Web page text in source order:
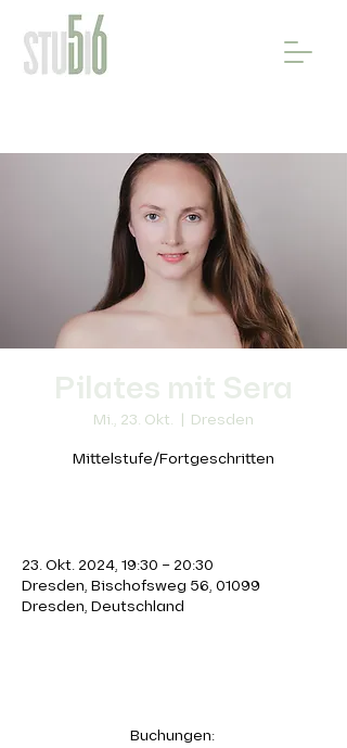
Pilates mit Sera
Mi., 23. Okt.
  |
Dresden
Mittelstufe/Fortgeschritten
23. Okt. 2024, 19:30 – 20:30
Dresden, Bischofsweg 56, 01099
Dresden, Deutschland
Buchungen: